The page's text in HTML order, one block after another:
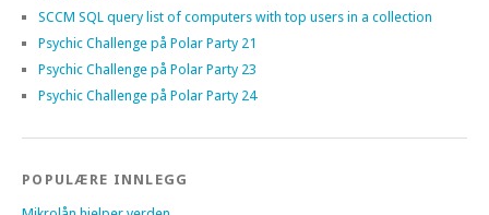
SCCM SQL query list of computers with top users in a collection
Psychic Challenge på Polar Party 21
Psychic Challenge på Polar Party 23
Psychic Challenge på Polar Party 24
POPULÆRE INNLEGG